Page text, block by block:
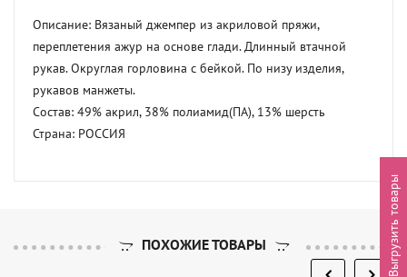
Описание: Вязаный джемпер из акриловой пряжи,
переплетения ажур на основе глади. Длинный втачной
рукав. Округлая горловина с бейкой. По низу изделия,
рукавов манжеты.
Состав: 49% акрил, 38% полиамид(ПА), 13% шерсть
Страна: РОССИЯ
ПОХОЖИЕ ТОВАРЫ Выгрузить товары